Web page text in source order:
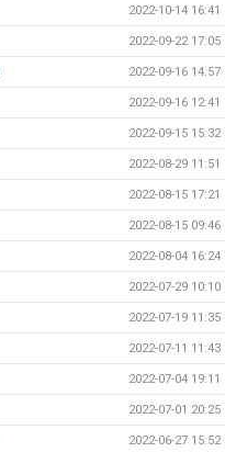
2022-10-14 16:41
2022-09-22 17:05
2022-09-16 14:57
2022-09-16 12:41
2022-09-15 15:32
2022-08-29 11:51
2022-08-15 17:21
2022-08-15 09:46
2022-08-04 16:24
2022-07-29 10:10
2022-07-19 11:35
2022-07-11 11:43
2022-07-04 19:11
2022-07-01 20:25
2022-06-27 15:52